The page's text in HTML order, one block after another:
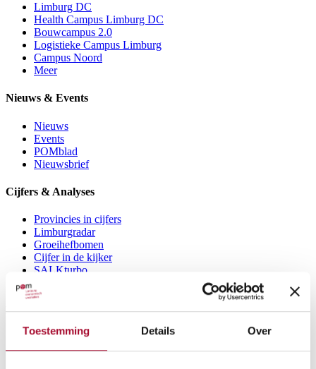
Toestemming Details Over
Limburg DC
Health Campus Limburg DC
Bouwcampus 2.0
Logistieke Campus Limburg
Campus Noord
Meer
Nieuws & Events
Nieuws
Events
POMblad
Nieuwsbrief
Cijfers & Analyses
Provincies in cijfers
Limburgradar
Groeihefbomen
Cijfer in de kijker
SALKturbo
Projecten
SALKturbo
Limburgers Worldwide